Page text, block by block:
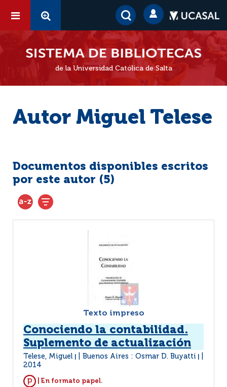
de la Universidad Católica de Salta
Autor Miguel Telese
Documentos disponibles escritos
por este autor (5)
Texto impreso
Conociendo la contabilidad.
Suplemento de actualización
Telese, Miguel Buenos Aires : Osmar D. Buyatti
2014
| En formato papel.